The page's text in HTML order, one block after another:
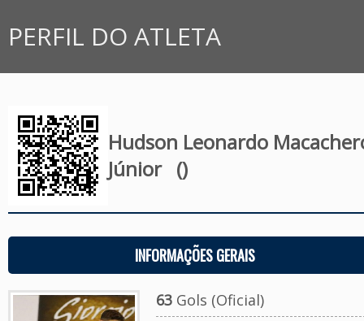
PERFIL DO ATLETA
Hudson Leonardo
Júnior ()
INFORMAÇÕES GERAIS
63Gols (Oficial)